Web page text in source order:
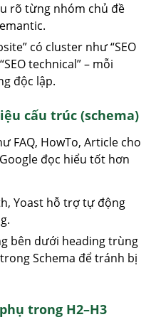
rõ từng nhóm chủ đề
có cluster như “SEO
technical” – mỗi
độc lập.
cấu trúc (schema)
FAQ, HowTo, Article cho
đọc hiểu tốt hơn
Yoast hỗ trợ tự động
bên dưới heading trùng
Schema để tránh bị
trong H2–H3